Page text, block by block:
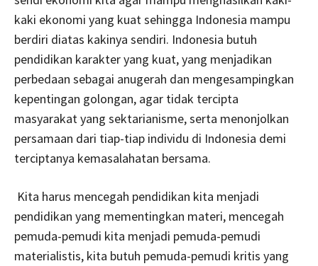
kaki ekonomi yang kuat sehingga Indonesia mampu
berdiri diatas kakinya sendiri. Indonesia butuh
pendidikan karakter yang kuat, yang menjadikan
perbedaan sebagai anugerah dan mengesampingkan
kepentingan golongan, agar tidak tercipta
masyarakat yang sektarianisme, serta menonjolkan
persamaan dari tiap-tiap individu di Indonesia demi
terciptanya kemasalahatan bersama.
Kita harus mencegah pendidikan kita menjadi
pendidikan yang mementingkan materi, mencegah
pemuda-pemudi kita menjadi pemuda-pemudi
materialistis, kita butuh pemuda-pemudi kritis yang